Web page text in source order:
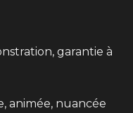
garantie à
animée, nuancée